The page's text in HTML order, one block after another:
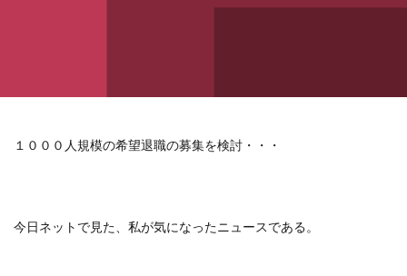
１０００人規模の希望退職の募集を検討・・・
今日ネットで見た、私が気になったニュースである。